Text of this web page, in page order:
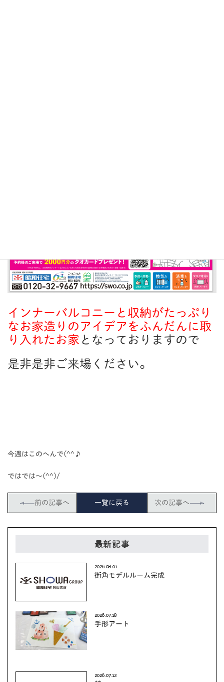
インナーバルコニーと収納がたっぷり
なお家造りのアイデアをふんだんに取
り入れたお家 となっておりますので
是非是非ご来場ください。
今週はこのへんで(^^♪
ではでは～(^^)/
前の記事へ 一覧に戻る 次の記事へ
最新記事
2026.08.01
街角モデルルーム完成
2026.07.18
手形アート
2026.07.12